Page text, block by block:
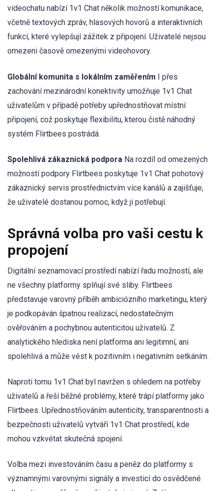
videochatu nabízí 1v1 Chat několik možností komunikace,
včetně textových zpráv, hlasových hovorů a interaktivních
funkcí, které vylepšují zážitek z připojení. Uživatelé nejsou
omezeni časově omezenými videohovory.
Globální komunita s lokálním zaměřením I přes
zachování mezinárodní konektivity umožňuje 1v1 Chat
uživatelům v případě potřeby upřednostňovat místní
připojení, což poskytuje flexibilitu, kterou čistě náhodný
systém Flirtbees postrádá.
Spolehlivá zákaznická podpora Na rozdíl od omezených
možností podpory Flirtbees poskytuje 1v1 Chat pohotový
zákaznický servis prostřednictvím více kanálů a zajišťuje,
že uživatelé dostanou pomoc, když ji potřebují.
Správná volba pro vaši cestu k
propojení
Digitální seznamovací prostředí nabízí řadu možností, ale
ne všechny platformy splňují své sliby. Flirtbees
představuje varovný příběh ambiciózního marketingu, který
je podkopáván špatnou realizací, nedostatečným
ověřováním a pochybnou autenticitou uživatelů. Z
analytického hlediska není platforma ani legitimní, ani
spolehlivá a může vést k pozitivním i negativním setkáním.
Naproti tomu 1v1 Chat byl navržen s ohledem na potřeby
uživatelů a řeší běžné problémy, které trápí platformy jako
Flirtbees. Upřednostňováním autenticity, transparentnosti a
bezpečnosti uživatelů vytváří 1v1 Chat prostředí, kde
mohou vzkvétat skutečná spojení.
Volba mezi investováním času a peněz do platformy s
významnými varovnými signály a investicí do osvědčené